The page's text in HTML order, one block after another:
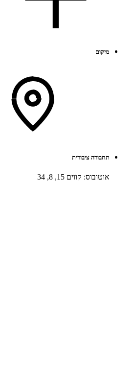
מיקום
תחבורה ציבורית
אוטובוס: קווים 15, 8, 34